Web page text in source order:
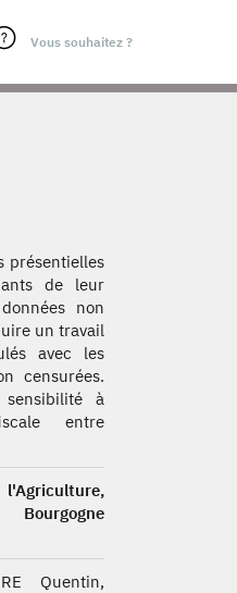
présentielles
de leur
non
un travail
avec les
censurées.
sensibilité à
entre
Quentin,